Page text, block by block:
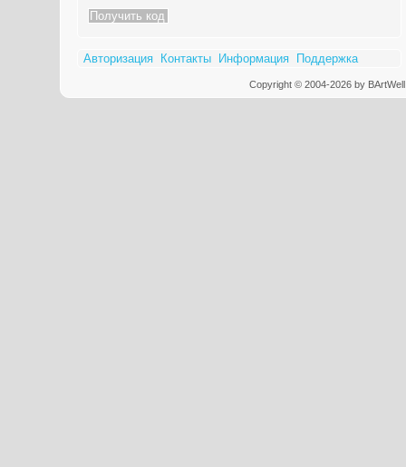
Авторизация Контакты Информация Поддержка
Copyright © 2004-2026 by BArtWell